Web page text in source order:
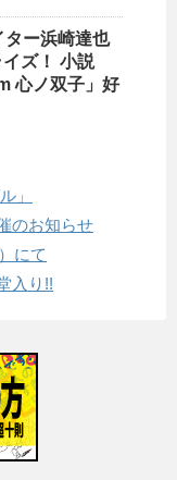
ター浜崎達也
ズ！ 小説
心ノ双子」好
」
のお知らせ
にて
入り!!